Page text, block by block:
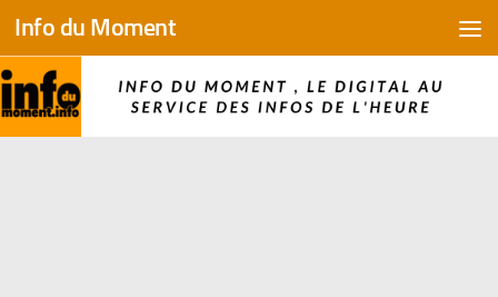
Skip to content
Info du Moment